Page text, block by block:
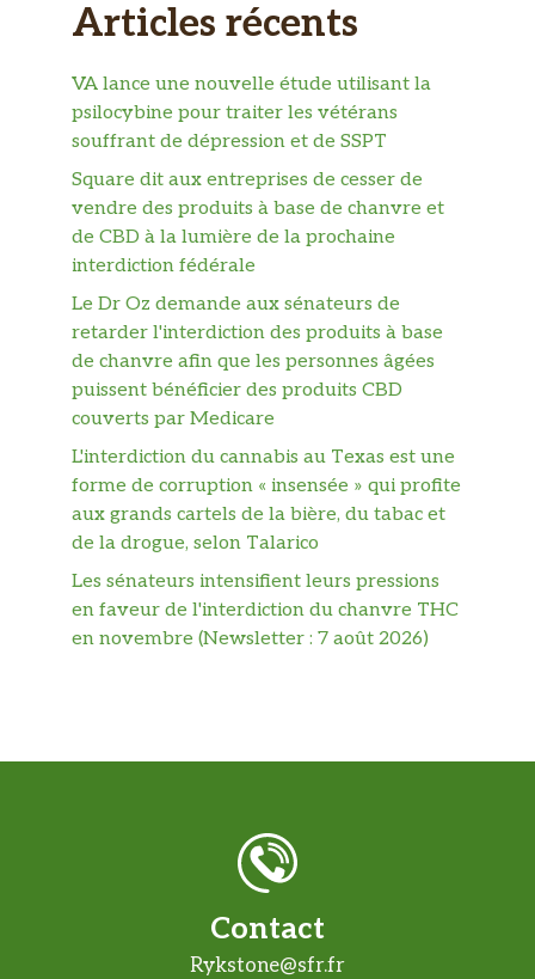
Articles récents
VA lance une nouvelle étude utilisant la
psilocybine pour traiter les vétérans
souffrant de dépression et de SSPT
Square dit aux entreprises de cesser de
vendre des produits à base de chanvre et
de CBD à la lumière de la prochaine
interdiction fédérale
Le Dr Oz demande aux sénateurs de
retarder l'interdiction des produits à base
de chanvre afin que les personnes âgées
puissent bénéficier des produits CBD
couverts par Medicare
L'interdiction du cannabis au Texas est une
forme de corruption « insensée » qui profite
aux grands cartels de la bière, du tabac et
de la drogue, selon Talarico
Les sénateurs intensifient leurs pressions
en faveur de l'interdiction du chanvre THC
en novembre (Newsletter : 7 août 2026)
Contact
Rykstone@sfr.fr